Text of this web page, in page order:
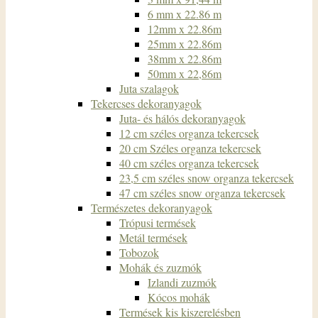
6 mm x 22.86 m
12mm x 22.86m
25mm x 22.86m
38mm x 22.86m
50mm x 22,86m
Juta szalagok
Tekercses dekoranyagok
Juta- és hálós dekoranyagok
12 cm széles organza tekercsek
20 cm Széles organza tekercsek
40 cm széles organza tekercsek
23,5 cm széles snow organza tekercsek
47 cm széles snow organza tekercsek
Természetes dekoranyagok
Trópusi termések
Metál termések
Tobozok
Mohák és zuzmók
Izlandi zuzmók
Kócos mohák
Termések kis kiszerelésben